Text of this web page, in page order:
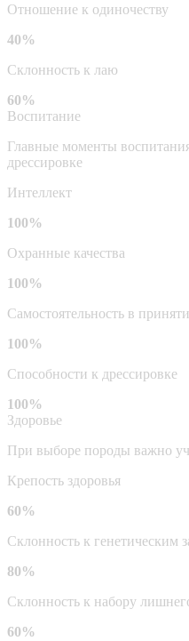
Отношение к одиночеству
40%
Склонность к лаю
60%
Воспитание
Главные моменты
дрессировке
Интеллект
100%
Охранные качества
100%
Самостоятельность в
100%
Способности к дрессировке
100%
Здоровье
При выборе породы важно
Крепость здоровья
60%
Склонность к генетическим
80%
Склонность к набору
60%